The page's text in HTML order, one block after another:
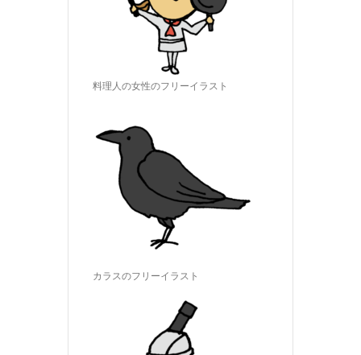
料理人の女性のフリーイラスト
カラスのフリーイラスト